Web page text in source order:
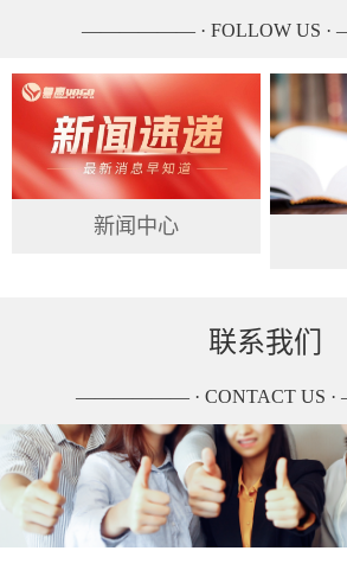
—————— · FOLLOW US
新闻中心
联系我们
—————— · CONTACT